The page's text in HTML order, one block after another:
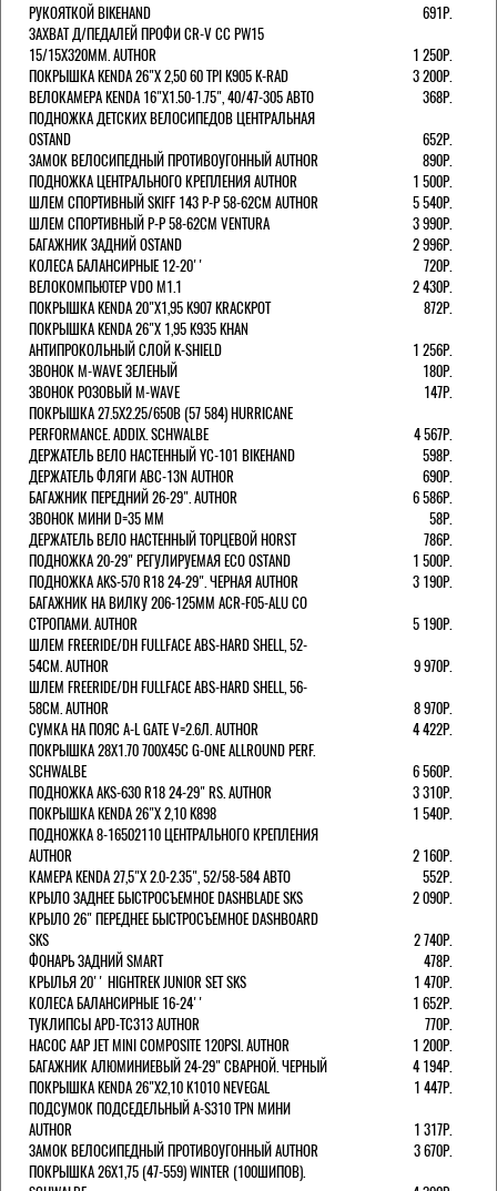
РУКОЯТКОЙ BIKEHAND
691Р.
ЗАХВАТ Д/ПЕДАЛЕЙ ПРОФИ CR-V CC PW15
15/15X320ММ. AUTHOR
1 250Р.
ПОКРЫШКА KENDA 26"Х 2,50 60 TPI K905 K-RAD
3 200Р.
ВЕЛОКАМЕРА KENDA 16"Х1.50-1.75", 40/47-305 АВТО
368Р.
ПОДНОЖКА ДЕТСКИХ ВЕЛОСИПЕДОВ ЦЕНТРАЛЬНАЯ
OSTAND
652Р.
ЗАМОК ВЕЛОСИПЕДНЫЙ ПРОТИВОУГОННЫЙ AUTHOR
890Р.
ПОДНОЖКА ЦЕНТРАЛЬНОГО КРЕПЛЕНИЯ AUTHOR
1 500Р.
ШЛЕМ СПОРТИВНЫЙ SKIFF 143 Р-Р 58-62СМ AUTHOR
5 540Р.
ШЛЕМ СПОРТИВНЫЙ Р-Р 58-62СМ VENTURA
3 990Р.
БАГАЖНИК ЗАДНИЙ OSTAND
2 996Р.
КОЛЕСА БАЛАНСИРНЫЕ 12-20''
720Р.
ВЕЛОКОМПЬЮТЕР VDO M1.1
2 430Р.
ПОКРЫШКА KENDA 20"Х1,95 K907 KRACKPOT
872Р.
ПОКРЫШКА KENDA 26"Х 1,95 K935 KHAN
АНТИПРОКОЛЬНЫЙ СЛОЙ K-SHIELD
1 256Р.
ЗВОНОК M-WAVE ЗЕЛЕНЫЙ
180Р.
ЗВОНОК РОЗОВЫЙ M-WAVE
147Р.
ПОКРЫШКА 27.5X2.25/650B (57 584) HURRICANE
PERFORMANCE. ADDIX. SCHWALBE
4 567Р.
ДЕРЖАТЕЛЬ ВЕЛО НАСТЕННЫЙ YC-101 BIKEHAND
598Р.
ДЕРЖАТЕЛЬ ФЛЯГИ ABC-13N AUTHOR
690Р.
БАГАЖНИК ПЕРЕДНИЙ 26-29". AUTHOR
6 586Р.
ЗВОНОК МИНИ D=35 ММ
58Р.
ДЕРЖАТЕЛЬ ВЕЛО НАСТЕННЫЙ ТОРЦЕВОЙ HORST
786Р.
ПОДНОЖКА 20-29" РЕГУЛИРУЕМАЯ ECO OSTAND
1 500Р.
ПОДНОЖКА AKS-570 R18 24-29". ЧЕРНАЯ AUTHOR
3 190Р.
БАГАЖНИК НА ВИЛКУ 206-125ММ ACR-F05-ALU СО
СТРОПАМИ. AUTHOR
5 190Р.
ШЛЕМ FREERIDE/DH FULLFACE ABS-HARD SHELL, 52-
54СМ. AUTHOR
9 970Р.
ШЛЕМ FREERIDE/DH FULLFACE ABS-HARD SHELL, 56-
58СМ. AUTHOR
8 970Р.
СУМКА НА ПОЯС A-L GATE V=2.6Л. AUTHOR
4 422Р.
ПОКРЫШКА 28X1.70 700X45C G-ONE ALLROUND PERF.
SCHWALBE
6 560Р.
ПОДНОЖКА AKS-630 R18 24-29" RS. AUTHOR
3 310Р.
ПОКРЫШКА KENDA 26"Х 2,10 K898
1 540Р.
ПОДНОЖКА 8-16502110 ЦЕНТРАЛЬНОГО КРЕПЛЕНИЯ
AUTHOR
2 160Р.
КАМЕРА KENDA 27,5"Х 2.0-2.35", 52/58-584 АВТО
552Р.
КРЫЛО ЗАДНЕЕ БЫСТРОСЪЕМНОЕ DASHBLADE SKS
2 090Р.
КРЫЛО 26" ПЕРЕДНЕЕ БЫСТРОСЪЕМНОЕ DASHBOARD
SKS
2 740Р.
ФОНАРЬ ЗАДНИЙ SMART
478Р.
КРЫЛЬЯ 20'' HIGHTREK JUNIOR SET SKS
1 470Р.
КОЛЕСА БАЛАНСИРНЫЕ 16-24''
1 652Р.
ТУКЛИПСЫ APD-TC313 AUTHOR
770Р.
НАСОС AAP JET MINI COMPOSITE 120PSI. AUTHOR
1 200Р.
БАГАЖНИК АЛЮМИНИЕВЫЙ 24-29" СВАРНОЙ. ЧЕРНЫЙ
4 194Р.
ПОКРЫШКА KENDA 26"Х2,10 K1010 NEVEGAL
1 447Р.
ПОДСУМОК ПОДСЕДЕЛЬНЫЙ A-S310 TPN МИНИ
AUTHOR
1 317Р.
ЗАМОК ВЕЛОСИПЕДНЫЙ ПРОТИВОУГОННЫЙ AUTHOR
3 670Р.
ПОКРЫШКА 26X1,75 (47-559) WINTER (100ШИПОВ).